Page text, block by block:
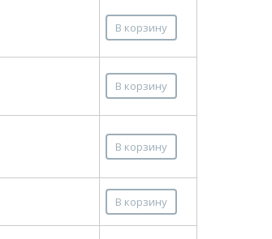
В корзину
В корзину
В корзину
В корзину